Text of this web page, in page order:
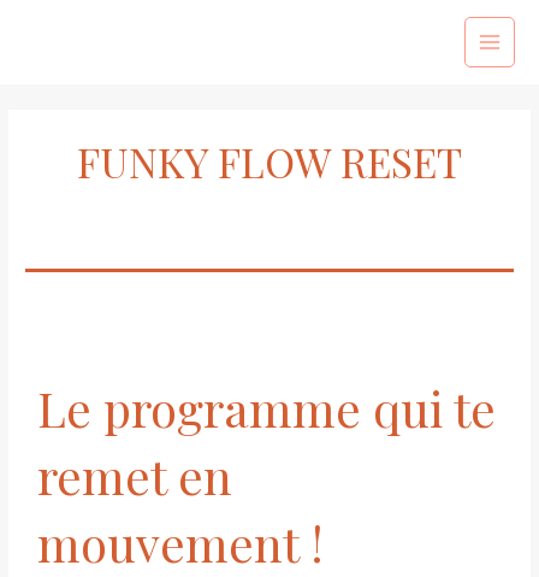
Main
FUNKY FLOW RESET
Le programme qui te
remet en
mouvement !